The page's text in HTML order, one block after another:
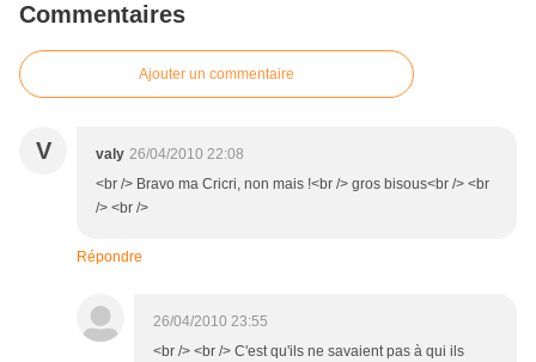
Commentaires
Ajouter un commentaire
V valy 26/04/2010 22:08
<br /> Bravo ma Cricri, non mais !<br /> gros bisous<br /> <br
/> <br />
Répondre
26/04/2010 23:55
<br /> <br /> C'est qu'ils ne savaient pas à qui ils